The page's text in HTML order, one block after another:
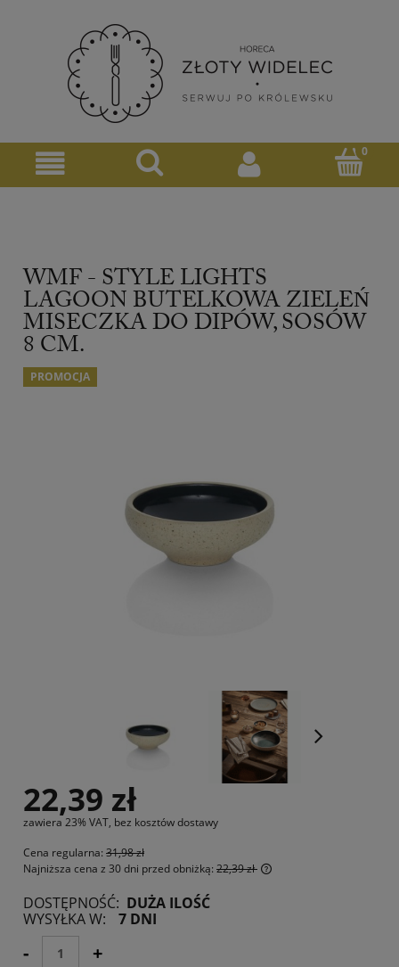
WMF - STYLE LIGHTS
LAGOON BUTELKOWA ZIELEŃ
MISECZKA DO DIPÓW, SOSÓW
8 CM.
PROMOCJA
22,39 zł
zawiera 23% VAT, bez kosztów dostawy
Cena regularna: 31,98 zł
Najniższa cena z 30 dni przed obniżką: 22,39 zł
DOSTĘPNOŚĆ: DUŻA ILOŚĆ
WYSYŁKA W:
7 DNI
- +